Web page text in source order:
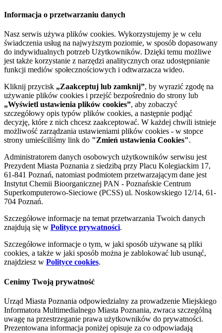
Informacja o przetwarzaniu danych
Nasz serwis używa plików cookies. Wykorzystujemy je w celu
świadczenia usług na najwyższym poziomie, w sposób dopasowany
do indywidualnych potrzeb Użytkowników. Dzięki temu możliwe
jest także korzystanie z narzędzi analitycznych oraz udostępnianie
funkcji mediów społecznościowych i odtwarzacza wideo.
Kliknij przycisk „Zaakceptuj lub zamknij”, by wyrazić zgodę na
używanie plików cookies i przejść bezpośrednio do strony lub
„Wyświetl ustawienia plików cookies”, aby zobaczyć
szczegółowy opis typów plików cookies, a następnie podjąć
decyzję, które z nich chcesz zaakceptować. W każdej chwili istnieje
możliwość zarządzania ustawieniami plików cookies - w stopce
strony umieściliśmy link do "Zmień ustawienia Cookies".
Administratorem danych osobowych użytkowników serwisu jest
Prezydent Miasta Poznania z siedzibą przy Placu Kolegiackim 17,
61-841 Poznań, natomiast podmiotem przetwarzającym dane jest
Instytut Chemii Bioorganicznej PAN - Poznańskie Centrum
Superkomputerowo-Sieciowe (PCSS) ul. Noskowskiego 12/14, 61-
704 Poznań.
Szczegółowe informacje na temat przetwarzania Twoich danych
znajdują się w Polityce prywatności.
Szczegółowe informacje o tym, w jaki sposób używane są pliki
cookies, a także w jaki sposób można je zablokować lub usunąć,
znajdziesz w Polityce cookies.
Cenimy Twoją prywatność
Urząd Miasta Poznania odpowiedzialny za prowadzenie Miejskiego
Informatora Multimedialnego Miasta Poznania, zwraca szczególną
uwagę na przestrzeganie prawa użytkowników do prywatności.
Prezentowana informacja poniżej opisuje za co odpowiadają